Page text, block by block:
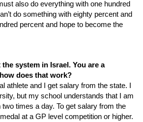
also do everything with one hundred
do something with eighty percent and
percent and hope to become the
system in Israel. You are a
does that work?
athlete and I get salary from the state. I
but my school understands that I am
times a day. To get salary from the
at a GP level competition or higher.